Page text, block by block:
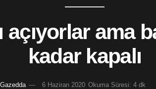
açıyorlar ama
kadar kapalı
Gazedda 6 Haziran 2020 Okuma Süresi: 4 dk